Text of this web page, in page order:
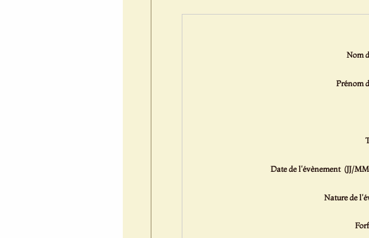
Nom
Prénom
Date de l'évènement (JJ/
Nature de